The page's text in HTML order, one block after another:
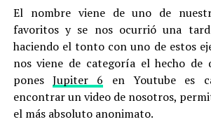
El nombre viene de uno de
favoritos y se nos ocurrió una
haciendo el tonto con uno de estos
nos viene de categoría el hecho de
pones Jupiter 6 en Youtube es
encontrar un video de nosotros,
el más absoluto anonimato.